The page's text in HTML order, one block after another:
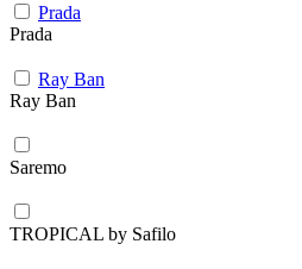
Prada
Prada
Ray Ban
Ray Ban
Saremo
TROPICAL by Safilo